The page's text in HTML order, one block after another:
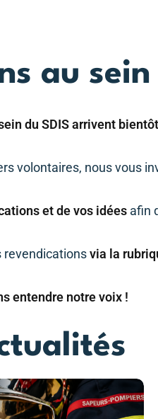
au
du SDIS arrivent
volontaires, nous vous
et de vos idéesafin
revendicationsvia la
entendre notre voix !
Lost your password?